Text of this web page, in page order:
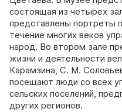
состоящая из четырех
представлены портреты
течение многих веков
народ. Во втором зале
жизни и деятельности
Карамзина, С. М.
посещают люди со всех
сельских поселений,
других регионов.